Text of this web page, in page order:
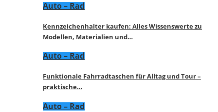
Auto – Rad
Kennzeichenhalter kaufen: Alles Wissenswerte zu
Modellen, Materialien und…
Auto – Rad
Funktionale Fahrradtaschen für Alltag und Tour –
praktische…
Auto – Rad